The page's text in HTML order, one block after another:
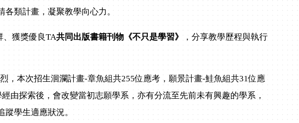
類計畫，凝聚教學向心力。
、獲獎優良TA共同出版書籍刊物《不只是學習》
，分享教學歷程與執行
，本次招生洄瀾計畫-章魚組共255位應考，願景計畫-鮭魚組共31位應
由探索後，會改變當初志願學系，亦有分流至先前未有興趣的學系，
學生適應狀況。